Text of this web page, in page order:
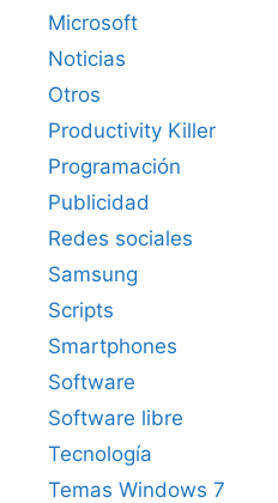
Microsoft
Noticias
Otros
Productivity Killer
Programación
Publicidad
Redes sociales
Samsung
Scripts
Smartphones
Software
Software libre
Tecnología
Temas Windows 7